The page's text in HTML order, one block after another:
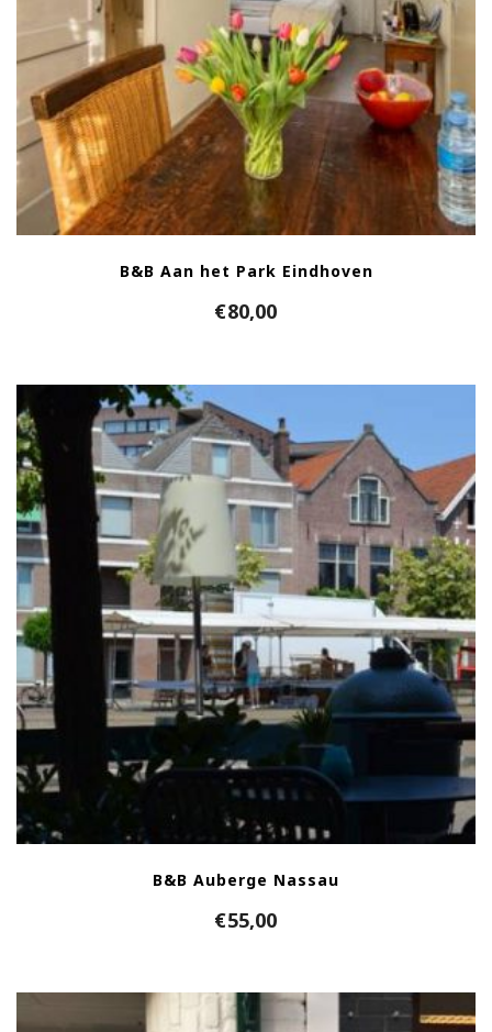
B&B Aan het Park Eindhoven
€80,00
B&B Auberge Nassau
€55,00